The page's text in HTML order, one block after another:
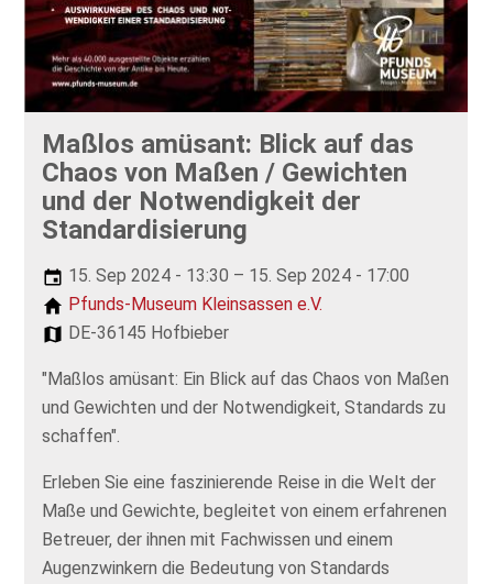
Maßlos amüsant: Blick auf das
Chaos von Maßen / Gewichten
und der Notwendigkeit der
Standardisierung
15. Sep 2024 - 13:30 – 15. Sep 2024 - 17:00
Pfunds-Museum Kleinsassen e.V.
DE-36145 Hofbieber
"Maßlos amüsant: Ein Blick auf das Chaos von Maßen
und Gewichten und der Notwendigkeit, Standards zu
schaffen".
Erleben Sie eine faszinierende Reise in die Welt der
Maße und Gewichte, begleitet von einem erfahrenen
Betreuer, der ihnen mit Fachwissen und einem
Augenzwinkern die Bedeutung von Standards